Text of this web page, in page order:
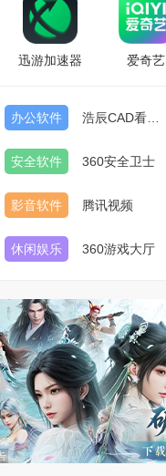
迅游加速器 爱奇艺
办公软件
安全软件 360安全卫士
影音软件 腾讯视频
休闲娱乐 360游戏大厅